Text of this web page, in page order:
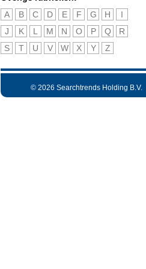
A
B C D E F G H
I
J
K L M N O P Q
R
S
T U V W X Y Z
© 2026 Searchtrends Holding B.V.